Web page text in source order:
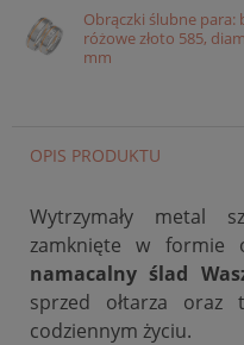
Obrączki ślubne para:
różowe złoto 585,
mm
OPIS PRODUKTU
Wytrzymały metal
zamknięte w formie
namacalny ślad
sprzed ołtarza
codziennym życiu.